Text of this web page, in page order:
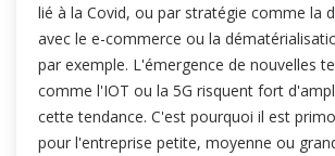
lié à la Covid, ou par stratégie comme la
avec le e-commerce ou la
par exemple. L'émergence de nouvelles
comme l'IOT ou la 5G risquent fort
cette tendance. C'est pourquoi il est
pour l'entreprise petite, moyenne ou